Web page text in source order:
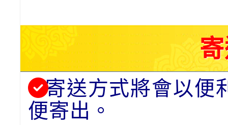
寄送方式將會以便
便寄出。